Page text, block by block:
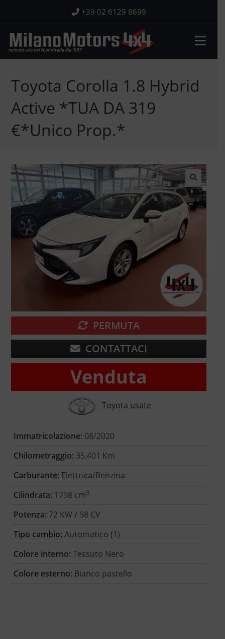
contenuto
+39 02 6129 8699
Toyota Corolla 1.8 Hybrid
Active *TUA DA 319
€*Unico Prop.*
🔍
PERMUTA
CONTATTACI
Venduta
Toyota usate
Immatricolazione: 08/2020
Chilometraggio: 35.401 Km
Carburante: Elettrica/Benzina
Cilindrata: 1798 cm3
Potenza: 72 KW / 98 CV
Tipo cambio: Automatico (1)
Colore interno: Tessuto Nero
Colore esterno: Bianco pastello